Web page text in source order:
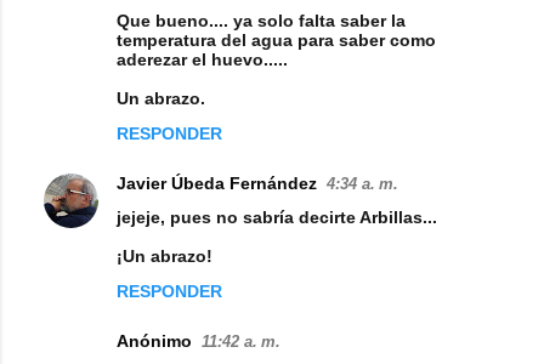
r
Que bueno.... ya solo falta saber la
temperatura del agua para saber como
aderezar el huevo.....
Un abrazo.
RESPONDER
Javier Úbeda Fernández 4:34 a. m.
jejeje, pues no sabría decirte Arbillas...
¡Un abrazo!
RESPONDER
Anónimo 11:42 a. m.